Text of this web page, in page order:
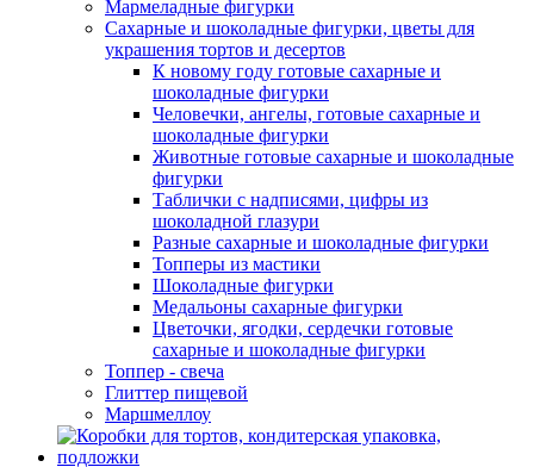
Мармеладные фигурки
Сахарные и шоколадные фигурки, цветы для
украшения тортов и десертов
К новому году готовые сахарные и
шоколадные фигурки
Человечки, ангелы, готовые сахарные и
шоколадные фигурки
Животные готовые сахарные и шоколадные
фигурки
Таблички с надписями, цифры из
шоколадной глазури
Разные сахарные и шоколадные фигурки
Топперы из мастики
Шоколадные фигурки
Медальоны сахарные фигурки
Цветочки, ягодки, сердечки готовые
сахарные и шоколадные фигурки
Топпер - свеча
Глиттер пищевой
Маршмеллоу